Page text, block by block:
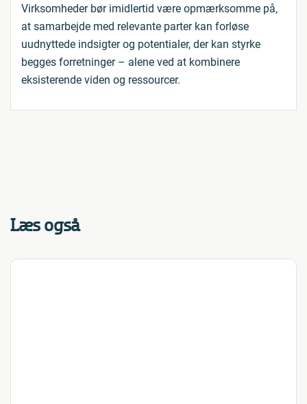
Virksomheder bør imidlertid være opmærksomme på,
at samarbejde med relevante parter kan forløse
uudnyttede indsigter og potentialer, der kan styrke
begges forretninger – alene ved at kombinere
eksisterende viden og ressourcer.
Læs også